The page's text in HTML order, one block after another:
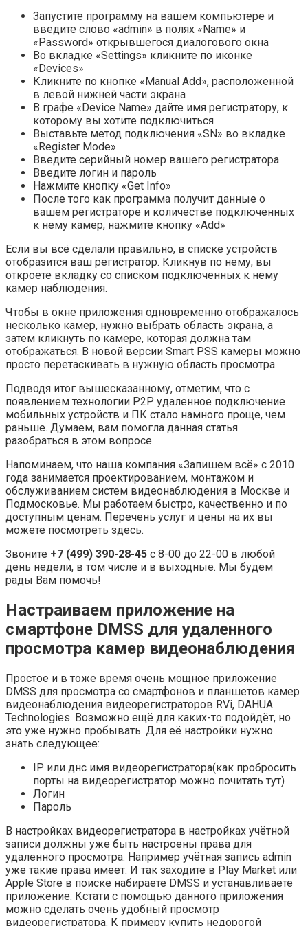
Запустите программу на вашем компьютере и
введите слово «admin» в полях «Name» и
«Password» открывшегося диалогового окна
Во вкладке «Settings» кликните по иконке
«Devices»
Кликните по кнопке «Manual Add», расположенной
в левой нижней части экрана
В графе «Device Name» дайте имя регистратору, к
которому вы хотите подключиться
Выставьте метод подключения «SN» во вкладке
«Register Mode»
Введите серийный номер вашего регистратора
Введите логин и пароль
Нажмите кнопку «Get Info»
После того как программа получит данные о
вашем регистраторе и количестве подключенных
к нему камер, нажмите кнопку «Add»
Если вы всё сделали правильно, в списке устройств
отобразится ваш регистратор. Кликнув по нему, вы
откроете вкладку со списком подключенных к нему
камер наблюдения.
Чтобы в окне приложения одновременно отображалось
несколько камер, нужно выбрать область экрана, а
затем кликнуть по камере, которая должна там
отображаться. В новой версии Smart PSS камеры можно
просто перетаскивать в нужную область просмотра.
Подводя итог вышесказанному, отметим, что с
появлением технологии P2P удаленное подключение
мобильных устройств и ПК стало намного проще, чем
раньше. Думаем, вам помогла данная статья
разобраться в этом вопросе.
Напоминаем, что наша компания «Запишем всё» с 2010
года занимается проектированием, монтажом и
обслуживанием систем видеонаблюдения в Москве и
Подмосковье. Мы работаем быстро, качественно и по
доступным ценам. Перечень услуг и цены на их вы
можете посмотреть здесь.
Звоните +7 (499) 390-28-45 с 8-00 до 22-00 в любой
день недели, в том числе и в выходные. Мы будем
рады Вам помочь!
Настраиваем приложение на
смартфоне DMSS для удаленного
просмотра камер видеонаблюдения
Простое и в тоже время очень мощное приложение
DMSS для просмотра со смартфонов и планшетов камер
видеонаблюдения видеорегистраторов RVi, DAHUA
Technologies. Возможно ещё для каких-то подойдёт, но
это уже нужно пробывать. Для её настройки нужно
знать следующее:
IP или днс имя видеорегистратора(как пробросить
порты на видеорегистратор можно почитать тут)
Логин
Пароль
В настройках видеорегистратора в настройках учётной
записи должны уже быть настроены права для
удаленного просмотра. Например учётная запись admin
уже такие права имеет. И так заходите в Play Market или
Apple Store в поиске набираете DMSS и устанавливаете
приложение. Кстати с помощью данного приложения
можно сделать очень удобный просмотр
видеорегистратора. К примеру купить недорогой